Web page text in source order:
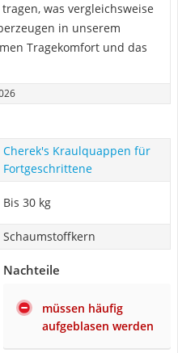
was vergleichsweise
in unserem
Tragekomfort und das
Cherek's Kraulquappen für
Fortgeschrittene
Bis 30 kg
Schaumstoffkern
Nachteile
müssen häufig
aufgeblasen werden